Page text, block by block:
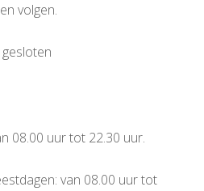
volgen.
08.00 uur tot 22.30 uur.
van 08.00 uur tot